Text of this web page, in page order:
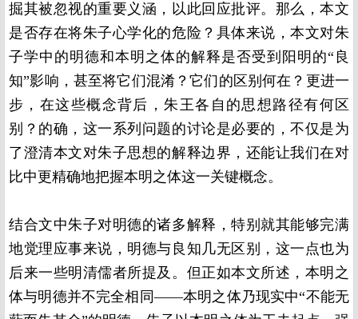
掘其被忽视的重要义涵，以此回应批评。那么，本文
是否存在将朱子心学化的危险？具体来说，本文对朱
子学中的明德和本明之体的解释是否受到阳明的“良
知”影响，甚至将它们混淆？它们的区别何在？更进一
步，在这些概念背后，朱王各自的思想路径有何区
别？的确，这一系列问题的讨论是必要的，不仅是为
了澄清本文对朱子思想的解释边界，还能让我们在对
比中更精确地把握本明之体这一关键概念。
结合文中朱子对明德的诸多解释，特别就其能够完满
地觉理应事来说，明德与良知几无区别，这一点也为
后来一些明清儒者所提及。但正如本文所述，本明之
体与明德并不完全相同——本明之体乃现实中“不能无